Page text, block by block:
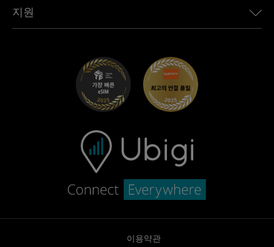
Mini용 Ubigi
Maserati용 Ubigi
Ubigi 앱
제휴 프로그램
지원
이용약관